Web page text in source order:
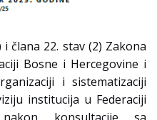
člana 22. stav (2) Zakona
Bosne i Hercegovine i
i sistematizaciji
institucija u Federaciji
konsultacije sa